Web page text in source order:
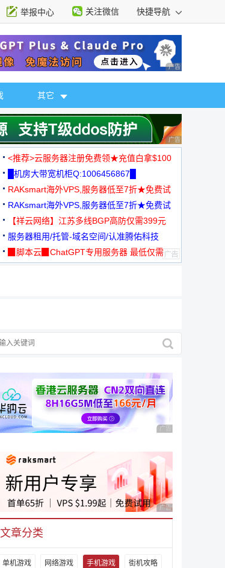
举报中心 关注微信 快捷导航
广告 商业广告，理
其它
广告 商业广告，理
<推荐>云服务器注册免费领★充值白拿$100
█机房大带宽机柜Q:1006456867█
RAKsmart海外VPS,服务器低至7折★免费试
用★
RAKsmart海外VPS,服务器低至7折★免费试
用★
【祥云网络】江苏多线BGP高防仅需399元
服务器租用/托管-域名空间/认准腾佑科技
▉脚本云▉ChatGPT专用服务器 最低仅需
广告 商业广告，理性
广告，理性选择
广告 商业广告，理性
文章分类
单机游戏 网络游戏 手机游戏 街机攻略